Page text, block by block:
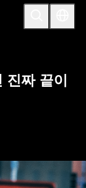
짜 끝이